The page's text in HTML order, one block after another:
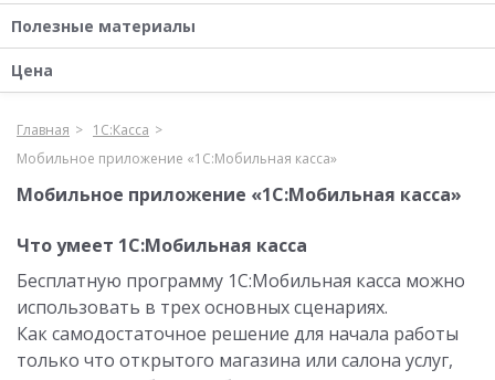
Полезные материалы
Цена
Главная
1С:Касса
Мобильное приложение «1С:Мобильная касса»
Мобильное приложение «1С:Мобильная касса»
Что умеет 1С:Мобильная касса
Бесплатную программу 1С:Мобильная касса можно
использовать в трех основных сценариях.
Как самодостаточное решение для начала работы
только что открытого магазина или салона услуг,